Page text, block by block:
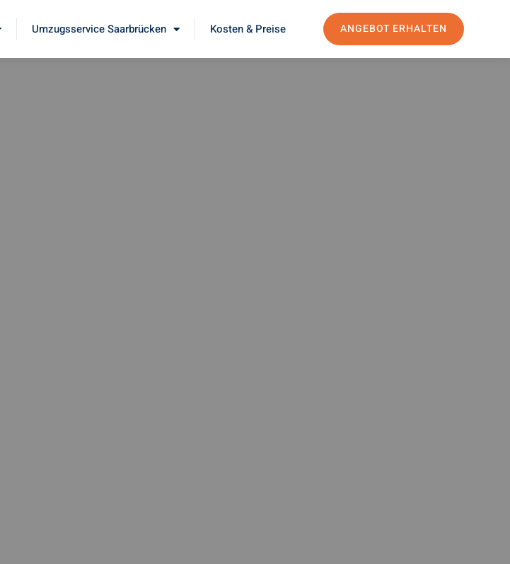
Umzugsservice Saarbrücken Kosten & Preise ANGEBOT ERHALTEN